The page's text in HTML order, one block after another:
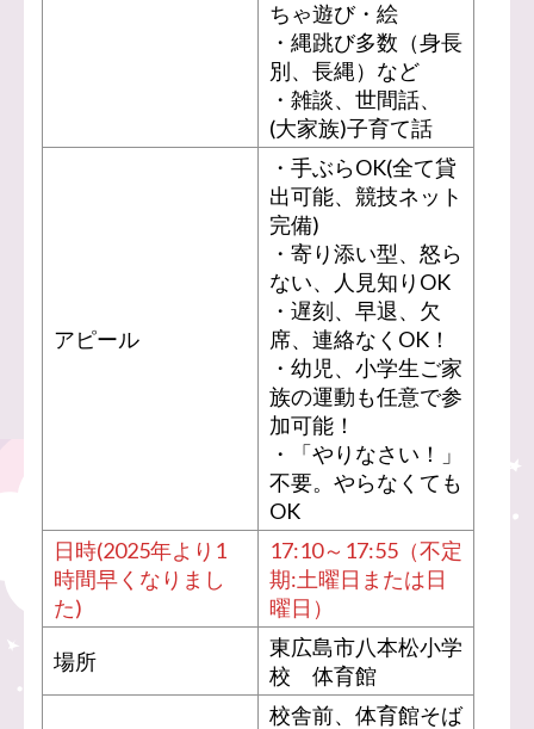
ちゃ遊び・絵
・縄跳び多数（身長
別、長縄）など
・雑談、世間話、
(大家族)子育て話
アピール
・手ぶらOK(全て貸
出可能、競技ネット
完備)
・寄り添い型、怒ら
ない、人見知りOK
・遅刻、早退、欠
席、連絡なくOK！
・幼児、小学生ご家
族の運動も任意で参
加可能！
・「やりなさい！」
不要。やらなくても
OK
日時(2025年より1
時間早くなりまし
た)
17:10～17:55（不定
期:土曜日または日
曜日）
場所
東広島市八本松小学
校 体育館
校舎前、体育館そば